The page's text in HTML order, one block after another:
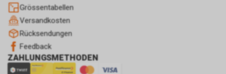
Grössentabellen
Versandkosten
Rücksendungen
Feedback
ZAHLUNGSMETHODENteilnehmen, zu schalten.
Im Falle einer von Ihnen erteilten